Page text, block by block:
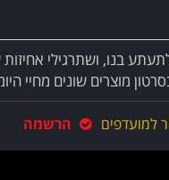
בנו, ושתרגילי
מוצרים שונים מחיי
למועדפים הרשמה